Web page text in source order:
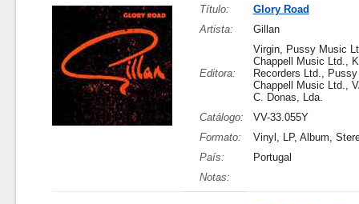
Título:
Glory Road
Artista:
Gillan
Editora:
Virgin, Pussy Music
Chappell Music Ltd.,
Recorders Ltd.,
Chappell Music Ltd.,
C. Donas, Lda.
Catálogo:
VV-33.055Y
Formato:
Vinyl, LP, Album,
País:
Portugal
Notas: